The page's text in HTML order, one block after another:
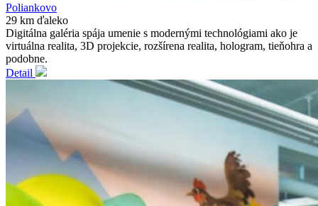
Poliankovo
29 km ďaleko
Digitálna galéria spája umenie s modernými technológiami ako je
virtuálna realita, 3D projekcie, rozšírena realita, hologram, tieňohra a
podobne.
Detail